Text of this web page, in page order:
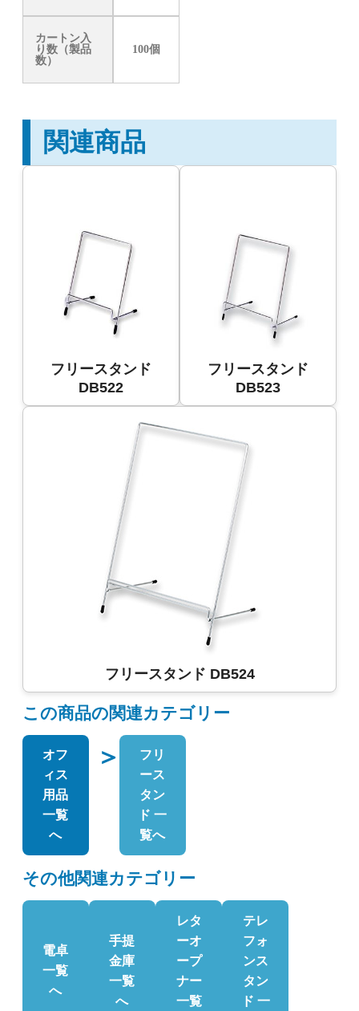
カートン入
り数（製品
数）
100個
関連商品
フリースタンド
DB522
フリースタンド
DB523
フリースタンド DB524
この商品の関連カテゴリー
オフ
ィス
用品
一覧
へ
＞
フリ
ース
タン
ド 一
覧へ
その他関連カテゴリー
電卓
一覧
へ
手提
金庫
一覧
へ
レタ
ーオ
ープ
ナー
一覧
テレ
フォ
ンス
タン
ド 一